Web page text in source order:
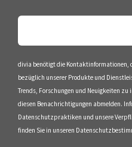
divia benötigt die Kontaktinformationen,
bezüglich unserer Produkte und
Trends, Forschungen und Neuigkeiten
diesen Benachrichtigungen abmelden.
Datenschutzpraktiken und unsere
finden Sie in unseren